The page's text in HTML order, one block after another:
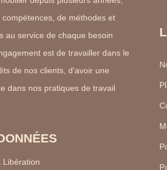
de méthodes et
au service de chaque besoin
est de travailler dans le
de nos clients, d'avoir une
dans nos pratiques de travail
Libération